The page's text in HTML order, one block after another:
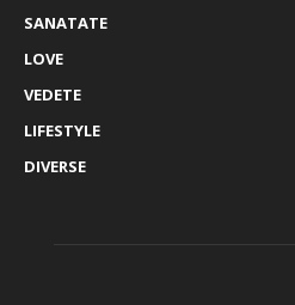
SANATATE
LOVE
VEDETE
LIFESTYLE
DIVERSE